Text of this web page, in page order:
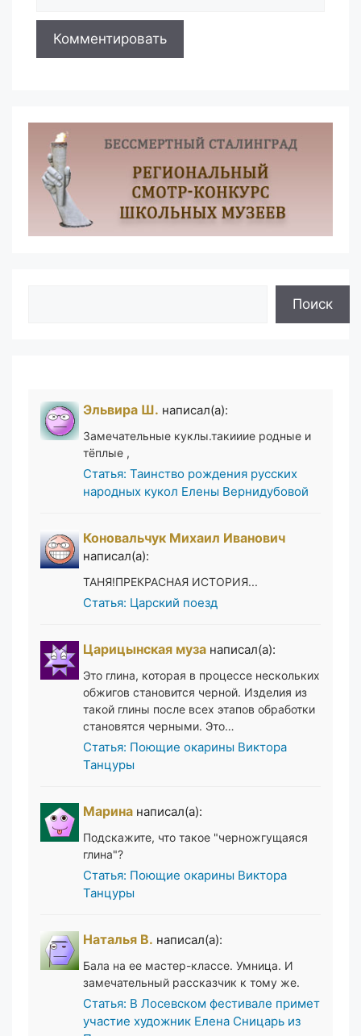
Поиск
Эльвира Ш. написал(а):
Замечательные куклы.такииие родные и
тёплые ,
Статья: Таинство рождения русских
народных кукол Елены Вернидубовой
Коновальчук Михаил Иванович
написал(а):
ТАНЯ!ПРЕКРАСНАЯ ИСТОРИЯ...
Статья: Царский поезд
Царицынская муза написал(а):
Это глина, которая в процессе нескольких
обжигов становится черной. Изделия из
такой глины после всех этапов обработки
становятся черными. Это…
Статья: Поющие окарины Виктора
Танцуры
Марина написал(а):
Подскажите, что такое "черножгущаяся
глина"?
Статья: Поющие окарины Виктора
Танцуры
Наталья В. написал(а):
Бала на ее мастер-классе. Умница. И
замечательный рассказчик к тому же.
Статья: В Лосевском фестивале примет
участие художник Елена Сницарь из